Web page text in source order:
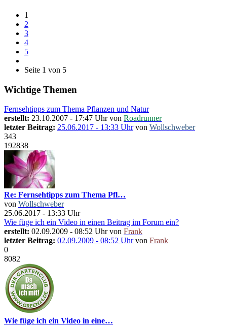
1
2
3
4
5
Seite 1 von 5
Wichtige Themen
Fernsehtipps zum Thema Pflanzen und Natur
erstellt: 23.10.2007 - 17:47 Uhr von Roadrunner
letzter Beitrag: 25.06.2017 - 13:33 Uhrvon Wollschweber
343
192838
Re: Fernsehtipps zum Thema Pfl…
von Wollschweber
25.06.2017 - 13:33 Uhr
Wie füge ich ein Video in einen Beitrag im Forum ein?
erstellt: 02.09.2009 - 08:52 Uhr von Frank
letzter Beitrag: 02.09.2009 - 08:52 Uhrvon Frank
0
8082
Wie füge ich ein Video in eine…